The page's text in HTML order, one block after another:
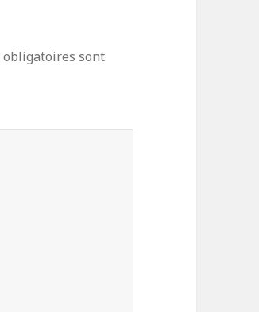
obligatoires sont